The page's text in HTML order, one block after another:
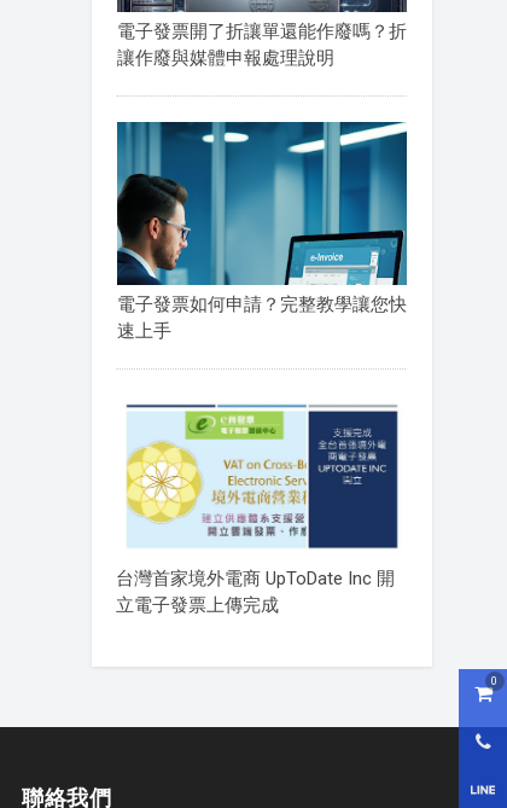
購
0
電子發票開了折讓單還能作廢嗎？折
讓作廢與媒體申報處理說明
電子發票如何申請？完整教學讓您快
速上手
台灣首家境外電商 UpToDate Inc 開
立電子發票上傳完成
聯絡我們